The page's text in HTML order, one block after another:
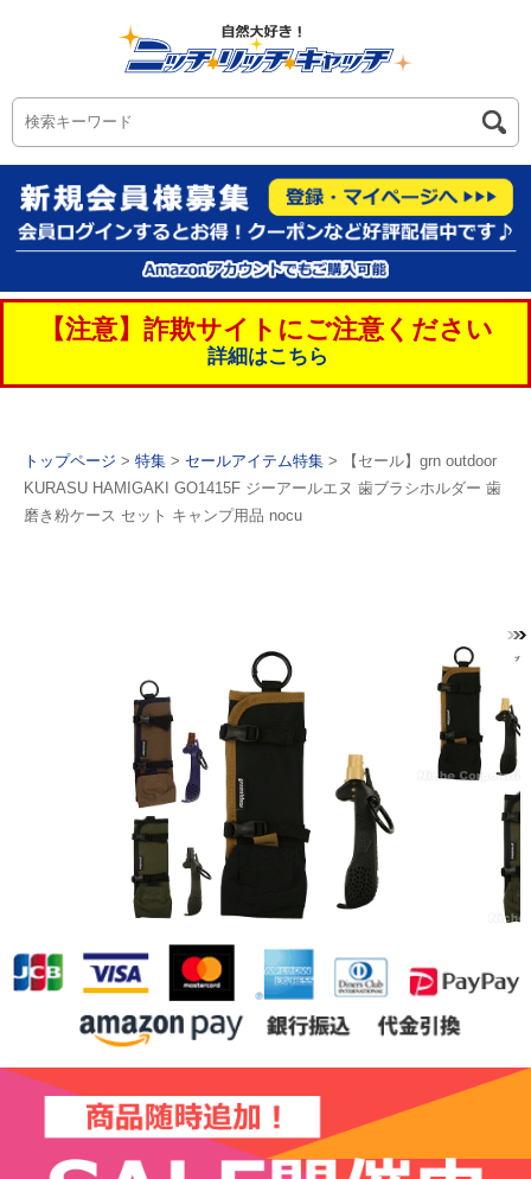
【注意】詐欺サイトにご注意ください
詳細はこちら
トップページ > 特集 > セールアイテム特集 > 【セール】grn outdoor
KURASU HAMIGAKI GO1415F ジーアールエヌ 歯ブラシホルダー 歯
磨き粉ケース セット キャンプ用品 nocu